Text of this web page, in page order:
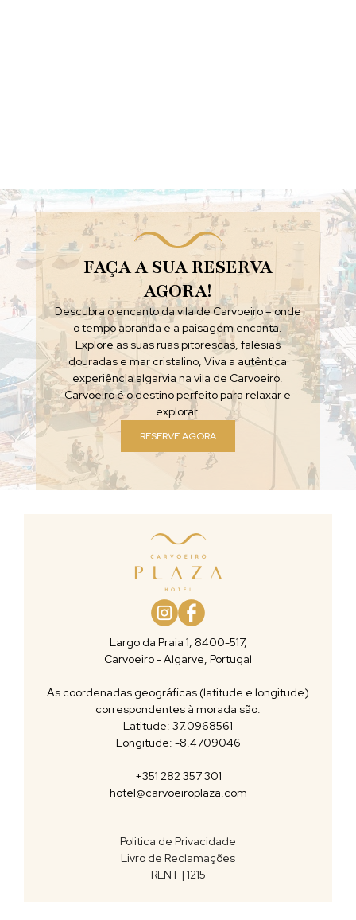
FAÇA A SUA RESERVA
AGORA!
Descubra o encanto da vila de Carvoeiro – onde
o tempo abranda e a paisagem encanta.
Explore as suas ruas pitorescas, falésias
douradas e mar cristalino, Viva a autêntica
experiência algarvia na vila de Carvoeiro.
Carvoeiro é o destino perfeito para relaxar e
explorar.
RESERVE AGORA
Largo da Praia 1, 8400-517,
Carvoeiro - Algarve, Portugal
As coordenadas geográficas (latitude e longitude)
correspondentes à morada são:
Latitude: 37.0968561
Longitude: -8.4709046
+351 282 357 301
hotel@carvoeiroplaza.com
Politica de Privacidade
Livro de Reclamações
RENT | 1215